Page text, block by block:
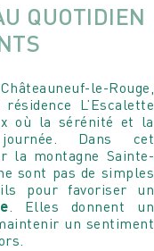
QUOTIDIEN
le-Rouge,
L’Escalette
où la sérénité et la
Dans cet
la montagne Sainte-
sont pas de simples
pour favoriser un
. Elles donnent un
un sentiment